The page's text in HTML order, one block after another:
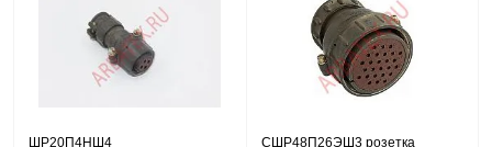
ШР20П4НШ4 СШР48П26ЭШ3 розетка